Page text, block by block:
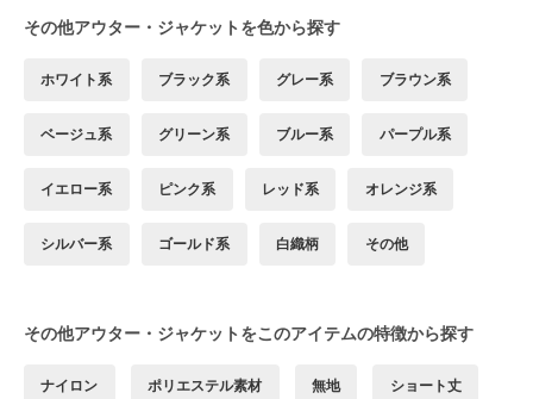
その他アウター・ジャケットを色から探す
ホワイト系 ブラック系 グレー系 ブラウン系
ベージュ系 グリーン系 ブルー系 パープル系
イエロー系 ピンク系 レッド系 オレンジ系
シルバー系 ゴールド系 白織柄 その他
その他アウター・ジャケットをこのアイテムの特徴から探す
ナイロン ポリエステル素材 無地 ショート丈